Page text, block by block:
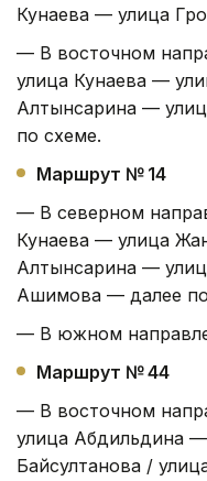
Кунаева — улица
— В восточном
улица Кунаева —
Алтынсарина —
по схеме.
Маршрут № 14
— В северном
Кунаева — улица
Алтынсарина —
Ашимова — далее
— В южном
Маршрут № 44
— В восточном
улица Абдильдина
Байсултанова /